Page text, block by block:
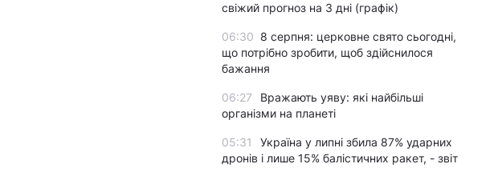
свіжий прогноз на 3 дні (графік)
06:30 8 серпня: церковне свято сьогодні,
що потрібно зробити, щоб здійснилося
бажання
06:27
Вражають уяву: які найбільші
організми на планеті
05:31
Україна у липні збила 87% ударних
дронів і лише 15% балістичних ракет, - звіт